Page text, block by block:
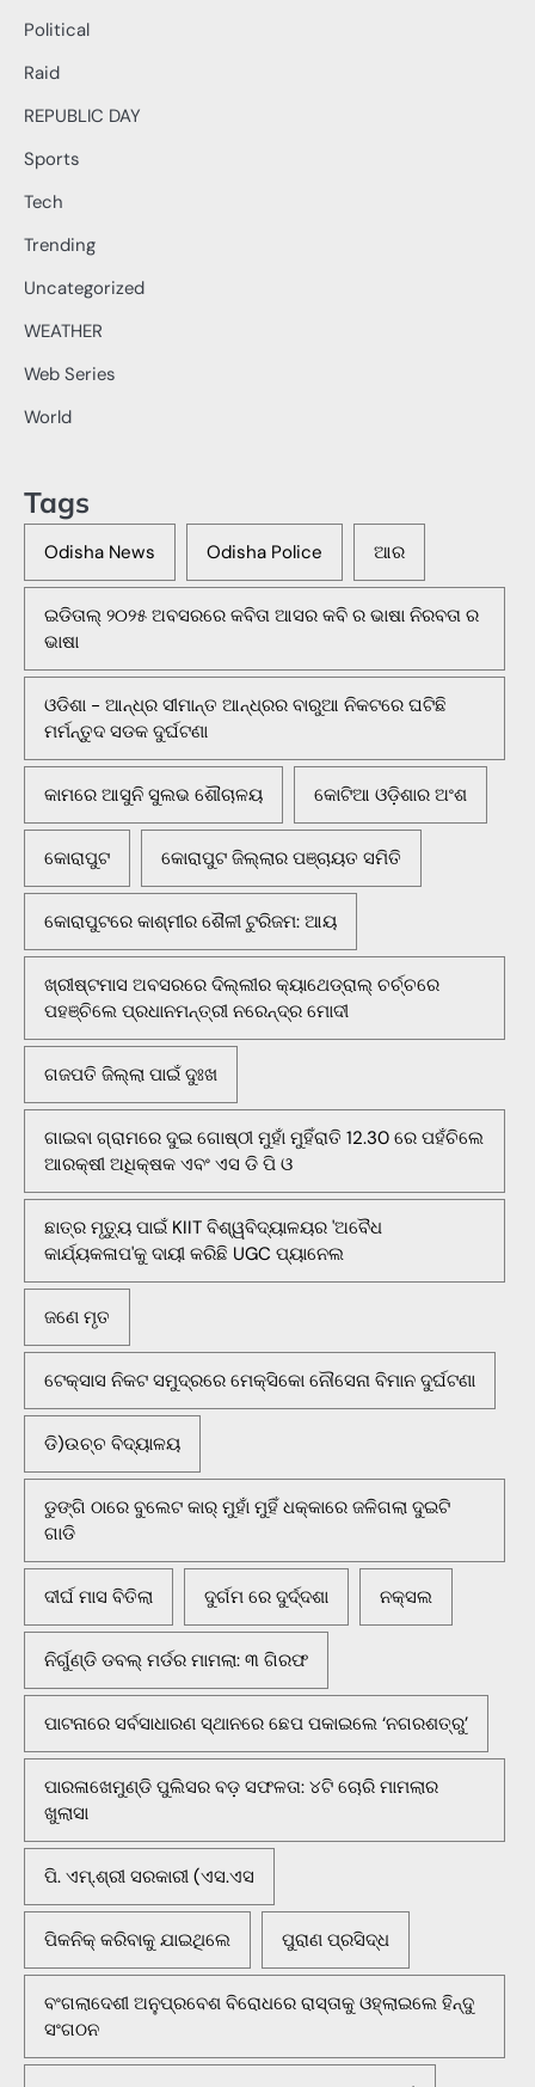
Political
Raid
REPUBLIC DAY
Sports
Tech
Trending
Uncategorized
WEATHER
Web Series
World
Tags
Odisha News Odisha Police ଆର
ଇଡିତାଲ୍ ୨୦୨୫ ଅବସରରେ କବିତା ଆସର କବି ର ଭାଷା ନିରବତା ର
ଭାଷା
ଓଡିଶା - ଆନ୍ଧ୍ର ସୀମାନ୍ତ ଆନ୍ଧ୍ରର ବାରୁଆ ନିକଟରେ ଘଟିଛି
ମର୍ମନ୍ତୁଦ ସଡକ ଦୁର୍ଘଟଣା
କାମରେ ଆସୁନି ସୁଲଭ ଶୌଚାଳୟ କୋଟିଆ ଓଡ଼ିଶାର ଅଂଶ
କୋରାପୁଟ କୋରାପୁଟ ଜିଲ୍ଲାର ପଞ୍ଚାୟତ ସମିତି
କୋରାପୁଟରେ କାଶ୍ମୀର ଶୈଳୀ ଟୁରିଜମ: ଆୟ
ଖ୍ରୀଷ୍ଟମାସ ଅବସରରେ ଦିଲ୍ଲୀର କ୍ୟାଥେଡ୍ରାଲ୍ ଚର୍ଚ୍ଚରେ
ପହଞ୍ଚିଲେ ପ୍ରଧାନମନ୍ତ୍ରୀ ନରେନ୍ଦ୍ର ମୋଦୀ
ଗଜପତି ଜିଲ୍ଲା ପାଇଁ ଦୁଃଖ
ଗାଇବା ଗ୍ରାମରେ ଦୁଇ ଗୋଷ୍ଠୀ ମୁହାଁ ମୁହିଁରାତି 12.30 ରେ ପହଁଚିଲେ
ଆରକ୍ଷୀ ଅଧିକ୍ଷକ ଏବଂ ଏସ ଡି ପି ଓ
ଛାତ୍ର ମୃତ୍ୟୁ ପାଇଁ KIIT ବିଶ୍ୱବିଦ୍ୟାଳୟର 'ଅବୈଧ
କାର୍ଯ୍ୟକଳାପ'କୁ ଦାୟୀ କରିଛି UGC ପ୍ୟାନେଲ
ଜଣେ ମୃତ
ଟେକ୍ସାସ ନିକଟ ସମୁଦ୍ରରେ ମେକ୍ସିକୋ ନୌସେନା ବିମାନ ଦୁର୍ଘଟଣା
ଡି)ଉଚ୍ଚ ବିଦ୍ୟାଳୟ
ଡୁଙ୍ଗି ଠାରେ ବୁଲେଟ କାର୍ ମୁହାଁ ମୁହିଁ ଧକ୍କାରେ ଜଳିଗଲା ଦୁଇଟି
ଗାଡି
ଦୀର୍ଘ ମାସ ବିତିଲା ଦୁର୍ଗମ ରେ ଦୁର୍ଦ୍ଦଶା ନକ୍ସଲ
ନିର୍ଗୁଣ୍ଡି ଡବଲ୍ ମର୍ଡର ମାମଲା: ୩ ଗିରଫ
ପାଟନାରେ ସର୍ବସାଧାରଣ ସ୍ଥାନରେ ଛେପ ପକାଇଲେ ‘ନଗରଶତ୍ରୁ’
ପାରଳାଖେମୁଣ୍ଡି ପୁଲିସର ବଡ଼ ସଫଳତା: ୪ଟି ଚୋରି ମାମଲାର
ଖୁଲାସା
ପି. ଏମ୍.ଶ୍ରୀ ସରକାରୀ (ଏସ.ଏସ
ପିକନିକ୍‌ କରିବାକୁ ଯାଇଥିଲେ ପୁରାଣ ପ୍ରସିଦ୍ଧ
ବଂଗଲାଦେଶୀ ଅନୁପ୍ରବେଶ ବିରୋଧରେ ରାସ୍ତାକୁ ଓହ୍ଲାଇଲେ ହିନ୍ଦୁ
ସଂଗଠନ